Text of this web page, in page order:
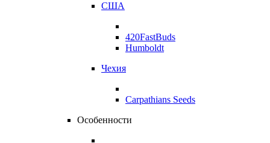
США
420FastBuds
Humboldt
Чехия
Carpathians Seeds
Особенности